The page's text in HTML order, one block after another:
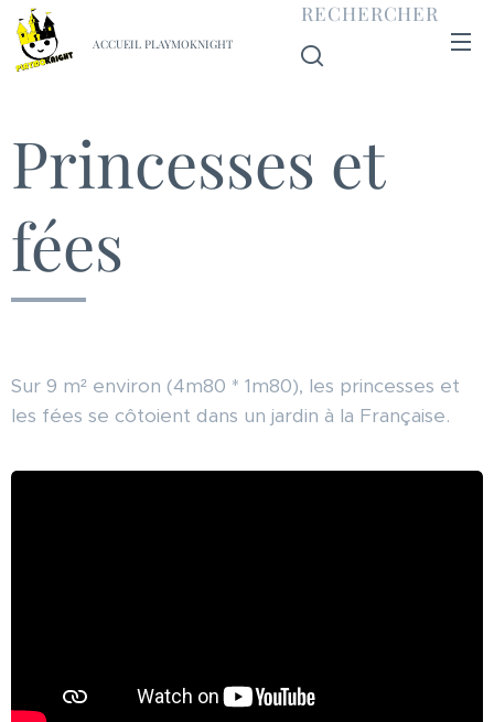
ACCUEIL PLAYMOKNIGHT
RECHERCHER
Princesses et
fées
Sur 9 m² environ (4m80 * 1m80), les princesses et
les fées se côtoient dans un jardin à la Française.